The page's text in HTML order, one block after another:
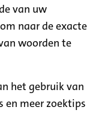
van uw
naar de exacte
woorden te
het gebruik van
en meer zoektips